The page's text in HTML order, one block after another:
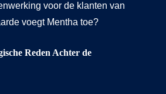
voor de klanten van
voegt Mentha toe?
Reden Achter de